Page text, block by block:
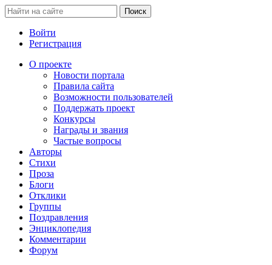
Войти
Регистрация
О проекте
Новости портала
Правила сайта
Возможности пользователей
Поддержать проект
Конкурсы
Награды и звания
Частые вопросы
Авторы
Стихи
Проза
Блоги
Отклики
Группы
Поздравления
Энциклопедия
Комментарии
Форум